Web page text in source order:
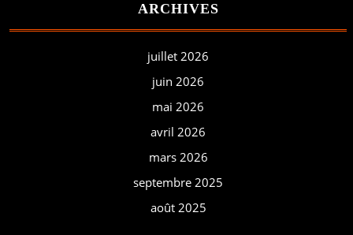
ARCHIVES
juillet 2026
juin 2026
mai 2026
avril 2026
mars 2026
septembre 2025
août 2025